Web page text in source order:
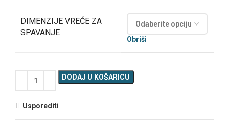
DIMENZIJE VREĆE ZA
SPAVANJE
Obriši
DODAJ U KOŠARICU
Usporediti